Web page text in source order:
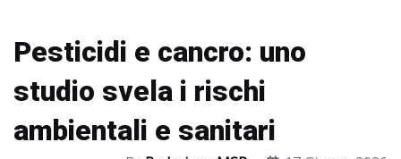
Pesticidi e cancro: uno
studio svela i rischi
ambientali e sanitari